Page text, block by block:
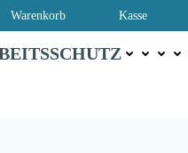
Warenkorb Kasse